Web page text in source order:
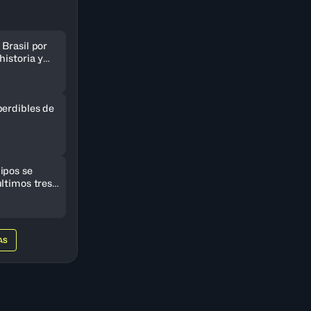
Brasil por
y
de
se
tres